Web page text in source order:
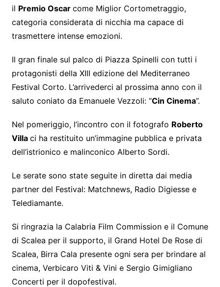
il Premio Oscar come Miglior Cortometraggio,
categoria considerata di nicchia ma capace di
trasmettere intense emozioni.
Il gran finale sul palco di Piazza Spinelli con tutti i
protagonisti della XIII edizione del Mediterraneo
Festival Corto. L’arrivederci al prossima anno con il
saluto coniato da Emanuele Vezzoli: “Cin Cinema”.
Nel pomeriggio, l’incontro con il fotografo Roberto
Villa ci ha restituito un’immagine pubblica e privata
dell’istrionico e malinconico Alberto Sordi.
Le serate sono state seguite in diretta dai media
partner del Festival: Matchnews, Radio Digiesse e
Telediamante.
Si ringrazia la Calabria Film Commission e il Comune
di Scalea per il supporto, il Grand Hotel De Rose di
Scalea, Birra Cala presente ogni sera per brindare al
cinema, Verbicaro Viti & Vini e Sergio Gimigliano
Concerti per il dopofestival.